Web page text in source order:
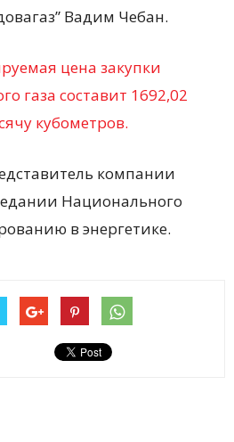
Вадим Чебан.
цена закупки
газа составит 1692,02
кубометров.
компании
Национального
в энергетике.